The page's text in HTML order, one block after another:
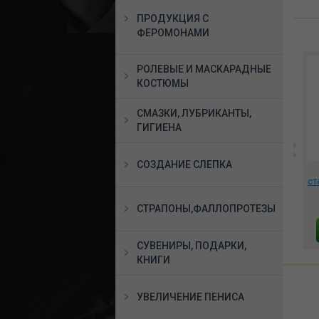
ПРОДУКЦИЯ С
ФЕРОМОНАМИ
РОЛЕВЫЕ И МАСКАРАДНЫЕ
КОСТЮМЫ
СМАЗКИ, ЛУБРИКАНТЫ,
ГИГИЕНА
СОЗДАНИЕ СЛЕПКА
СТРАПОНЫ,ФАЛЛОПРОТЕЗЫ
СУВЕНИРЫ, ПОДАРКИ,
КНИГИ
УВЕЛИЧЕНИЕ ПЕНИСА
***Тренажер Кегеля
*Анальная Пробка с
1398 руб.